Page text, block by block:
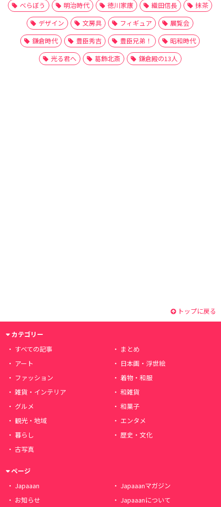
べらぼう
明治時代 徳川家康 織田信長
抹茶
デザイン
文房具 フィギュア
展覧会
鎌倉時代
豊臣秀吉 豊臣兄弟！
昭和時代
光る君へ
葛飾北斎 鎌倉殿の13人
トップに戻る
カテゴリー
すべての記事
まとめ
アート
日本画・浮世絵
ファッション
着物・和服
雑貨・インテリア
和雑貨
グルメ
和菓子
観光・地域
エンタメ
暮らし
歴史・文化
古写真
ページ
Japaaan
Japaaanマガジン
お知らせ
Japaaanについて